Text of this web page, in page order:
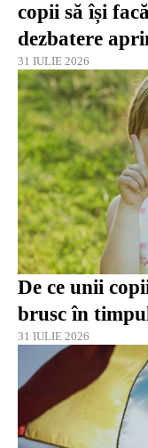
copii să își
dezbatere
31 IULIE 2026
De ce unii
brusc în
31 IULIE 2026